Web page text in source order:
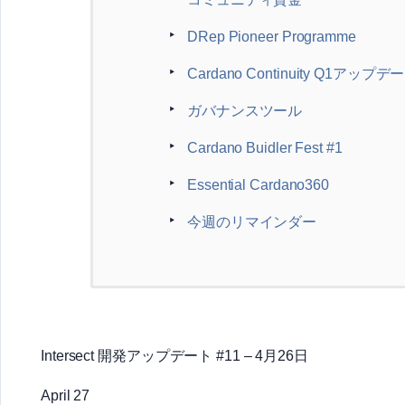
DRep Pioneer Programme
Cardano Continuity Q1アップデ
ガバナンスツール
Cardano Buidler Fest #1
Essential Cardano360
今週のリマインダー
Intersect 開発アップデート #11 – 4月26日
April 27